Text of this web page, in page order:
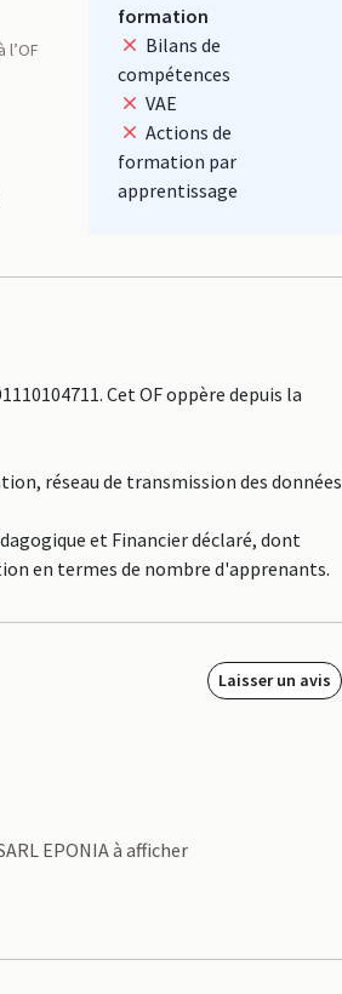
formation
Bilans de
compétences
VAE
Actions de
formation par
apprentissage
Cet OF oppère depuis la
réseau de transmission des données
et Financier déclaré, dont
en termes de nombre d'apprenants.
Laisser un avis
EPONIA à afficher